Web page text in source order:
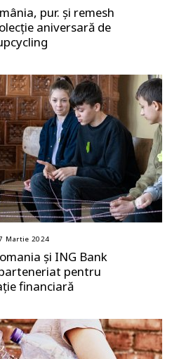
pur. și remesh
aniversară de
Martie 2024
și ING Bank
pentru
financiară